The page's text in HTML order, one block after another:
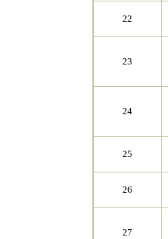
22
23
24
25
26
27